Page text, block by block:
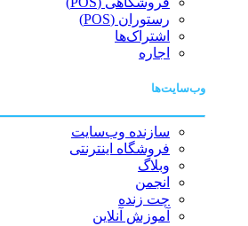
رستوران (POS)
اشتراک‌ها
اجاره
وب‌سایت‌ها
سازنده وب‌سایت
فروشگاه اینترنتی
وبلاگ
انجمن
چت زنده
آموزش آنلاین